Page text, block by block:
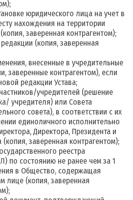
юридического лица на учет в
нахождения на территории
заверенная контрагентом);
(копия, заверенная
внесенные в учредительные
заверенные контрагентом), если
редакции Устава;
учредителей (решение
учредителя) или Совета
совета), в соответствии с их
единоличного исполнительно
Директора, Президента и
заверенная контрагентом);
реестра
по состоянию не ранее чем за 1
в Общество, содержащая
лице (копия, заверенная